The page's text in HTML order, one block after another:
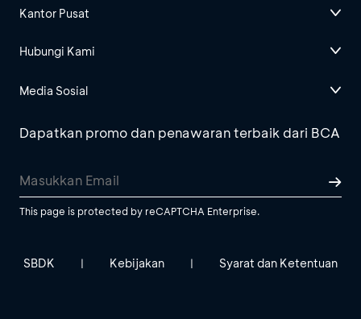
Kantor Pusat
Hubungi Kami
Media Sosial
Dapatkan promo dan penawaran terbaik dari BCA
This page is protected by reCAPTCHA Enterprise.
SBDK | Kebijakan | Syarat dan Ketentuan